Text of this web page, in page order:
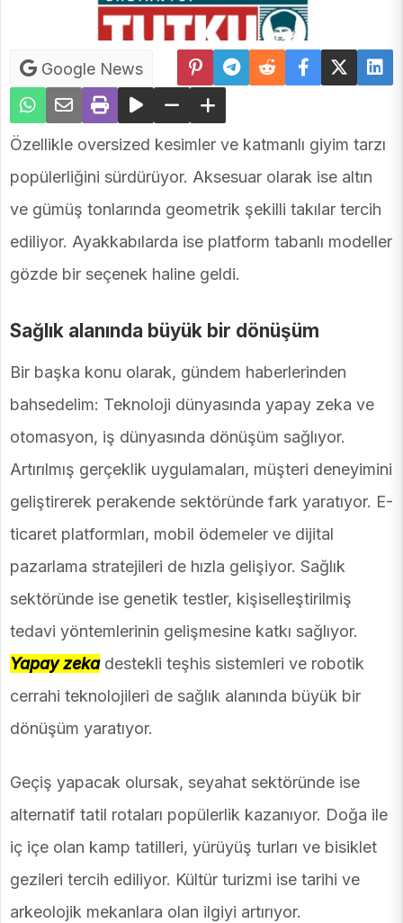
Google News
Özellikle oversized kesimler ve katmanlı giyim tarzı
popülerliğini sürdürüyor. Aksesuar olarak ise altın
ve gümüş tonlarında geometrik şekilli takılar tercih
ediliyor. Ayakkabılarda ise platform tabanlı modeller
gözde bir seçenek haline geldi.
Sağlık alanında büyük bir dönüşüm
Bir başka konu olarak, gündem haberlerinden
bahsedelim: Teknoloji dünyasında yapay zeka ve
otomasyon, iş dünyasında dönüşüm sağlıyor.
Artırılmış gerçeklik uygulamaları, müşteri deneyimini
geliştirerek perakende sektöründe fark yaratıyor. E-
ticaret platformları, mobil ödemeler ve dijital
pazarlama stratejileri de hızla gelişiyor. Sağlık
sektöründe ise genetik testler, kişiselleştirilmiş
tedavi yöntemlerinin gelişmesine katkı sağlıyor.
Yapay zekadestekli teşhis sistemleri ve robotik
cerrahi teknolojileri de sağlık alanında büyük bir
dönüşüm yaratıyor.
Geçiş yapacak olursak, seyahat sektöründe ise
alternatif tatil rotaları popülerlik kazanıyor. Doğa ile
iç içe olan kamp tatilleri, yürüyüş turları ve bisiklet
gezileri tercih ediliyor. Kültür turizmi ise tarihi ve
arkeolojik mekanlara olan ilgiyi artırıyor.